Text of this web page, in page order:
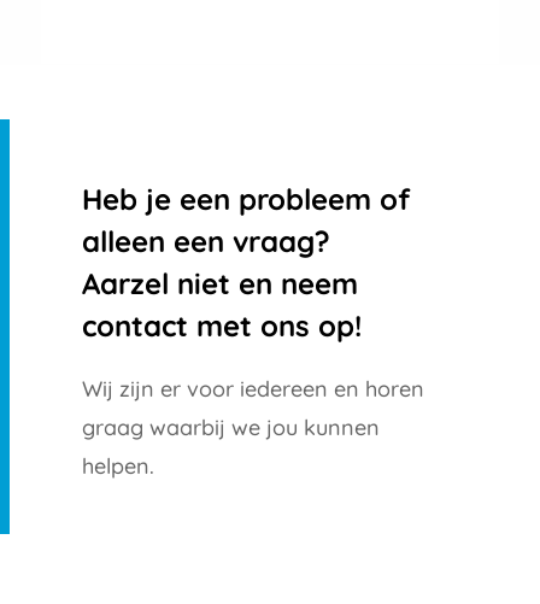
Heb je een probleem of
alleen een vraag?
Aarzel niet en neem
contact met ons op!
Wij zijn er voor iedereen en horen
graag waarbij we jou kunnen
helpen.